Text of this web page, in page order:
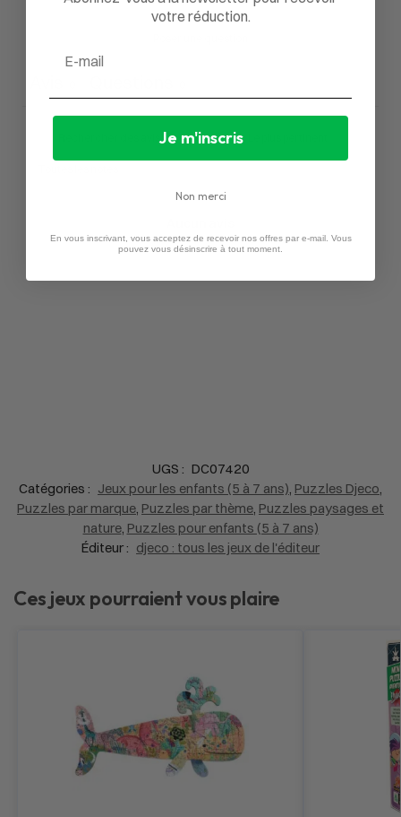
UGS : DC07420
Catégories : Jeux pour les enfants (5 à 7 ans) Puzzles Djeco
Puzzles par marque Puzzles par thème Puzzles paysages et
nature, Puzzles pour enfants (5 à 7 ans)
Éditeur : djeco : tous les jeux de l'éditeur
Ces jeux pourraient vous plaire
votre réduction.
Je m'inscris
Non merci
En vous inscrivant, vous acceptez de recevoir nos offres par e-mail. Vous
pouvez vous désinscrire à tout moment.